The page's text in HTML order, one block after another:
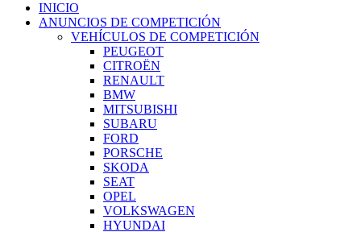
INICIO
ANUNCIOS DE COMPETICIÓN
VEHÍCULOS DE COMPETICIÓN
PEUGEOT
CITROËN
RENAULT
BMW
MITSUBISHI
SUBARU
FORD
PORSCHE
SKODA
SEAT
OPEL
VOLKSWAGEN
HYUNDAI